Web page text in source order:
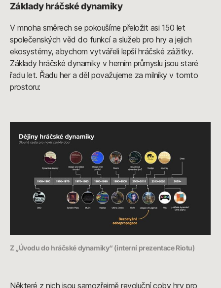
Základy hráčské dynamiky
V mnoha směrech se pokoušíme přeložit asi 150 let
společenských věd do funkcí a služeb pro hry a jejich
ekosystémy, abychom vytvářeli lepší hráčské zážitky.
Základy hráčské dynamiky v herním průmyslu jsou staré
řadu let. Řadu her a děl považujeme za milníky v tomto
prostoru:
Z „Úvodu do hráčské dynamiky“ (interní prezentace Riotu)
Některé z nich jsou samozřejmě revoluční coby hry pro